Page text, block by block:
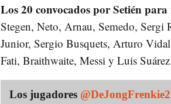
Los 20 convocados por Setién
Stegen, Neto, Arnau, Semedo,
Junior, Sergio Busquets, Arturo
Fati, Braithwaite, Messi y Luis
Los jugadores